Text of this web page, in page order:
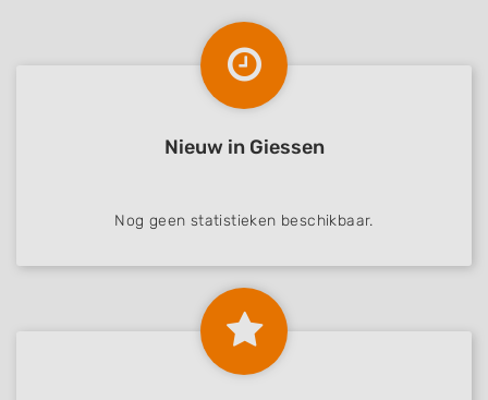
Nieuw in Giessen
Nog geen statistieken beschikbaar.